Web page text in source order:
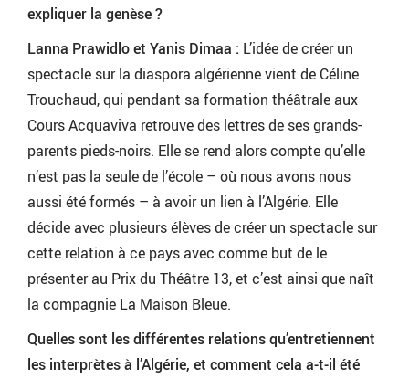
expliquer la genèse ?
Lanna Prawidlo et Yanis Dimaa : L’idée de créer un
spectacle sur la diaspora algérienne vient de Céline
Trouchaud, qui pendant sa formation théâtrale aux
Cours Acquaviva retrouve des lettres de ses grands-
parents pieds-noirs. Elle se rend alors compte qu’elle
n’est pas la seule de l’école – où nous avons nous
aussi été formés – à avoir un lien à l’Algérie. Elle
décide avec plusieurs élèves de créer un spectacle sur
cette relation à ce pays avec comme but de le
présenter au Prix du Théâtre 13, et c’est ainsi que naît
la compagnie La Maison Bleue.
Quelles sont les différentes relations qu’entretiennent
les interprètes à l’Algérie, et comment cela a-t-il été